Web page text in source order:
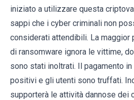
iniziato a utilizzare questa
sappi che i cyber criminali non
considerati attendibili. La
di ransomware ignora le vittime,
sono stati inoltrati. Il pagamento
positivi e gli utenti sono truffati.
supporterà le attività dannose dei